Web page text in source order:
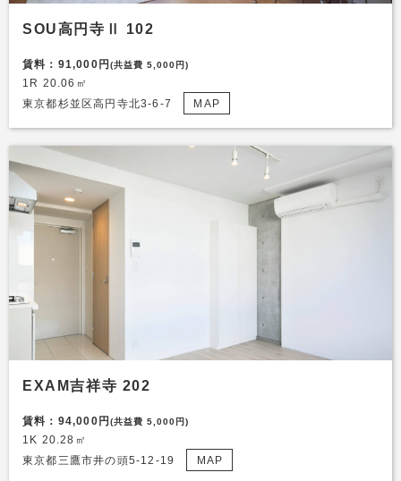
SOU高円寺Ⅱ 102
賃料：91,000円 (共益費 5,000円)
1R 20.06㎡
東京都杉並区高円寺北3-6-7
MAP
EXAM吉祥寺 202
賃料：94,000円 (共益費 5,000円)
1K 20.28㎡
東京都三鷹市井の頭5-12-19
MAP